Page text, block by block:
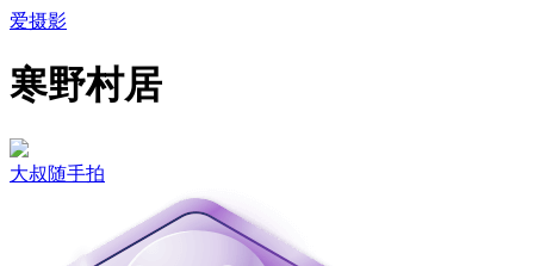
爱摄影
寒野村居
大叔随手拍